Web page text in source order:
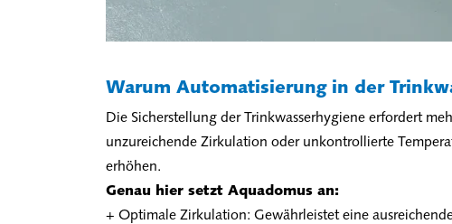
Warum Automatisierung in der
Die Sicherstellung der Trinkwasserhygiene erfordert
unzureichende Zirkulation oder unkontrollierte
erhöhen.
Genau hier setzt Aquadomus an:
+ Optimale Zirkulation: Gewährleistet eine